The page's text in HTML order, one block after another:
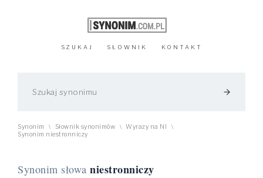
SZUKAJ SŁOWNIK KONTAKT
arrow_forward
Synonim \ Słownik synonimów \ Wyrazy na NI \
Synonim niestronniczy
Synonim słowa niestronniczy